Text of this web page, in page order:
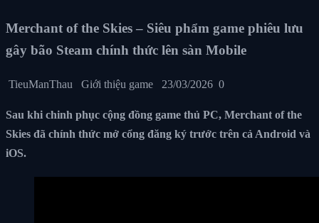
Merchant of the Skies – Siêu phẩm game phiêu lưu
gây bão Steam chính thức lên sàn Mobile
TieuManThau Giới thiệu game 23/03/2026 0
Sau khi chinh phục cộng đồng game thủ PC, Merchant of the
Skies đã chính thức mở cổng đăng ký trước trên cả Android và
iOS.